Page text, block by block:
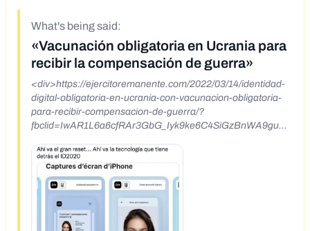
What's being said:
«Vacunación obligatoria en Ucrania para
recibir la compensación de guerra»
<div>https://ejercitoremanente.com/2022/03/14/identidad-
digital-obligatoria-en-ucrania-con-vacunacion-obligatoria-
para-recibir-compensacion-de-guerra/?
fbclid=IwAR1L6a6cfRAr3GbG_Iyk9ke6C4SiGzBnWA9guN